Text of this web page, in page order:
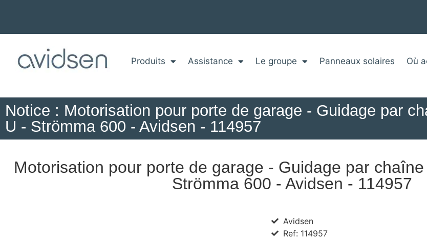
Produits Assistance Le groupe Panneaux solaires Où
Notice : Motorisation pour porte de garage - Guidage par
U - Strömma 600 - Avidsen - 114957
Motorisation pour porte de garage - Guidage par
Strömma 600 - Avidsen - 114957
Avidsen
Ref: 114957